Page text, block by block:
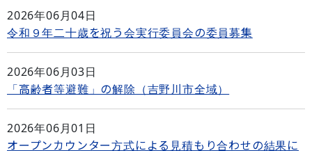
2026年06月04日
令和９年二十歳を祝う会実行委員会の委員募集
2026年06月03日
「高齢者等避難」の解除（吉野川市全域）
2026年06月01日
オープンカウンター方式による見積もり合わせの結果に